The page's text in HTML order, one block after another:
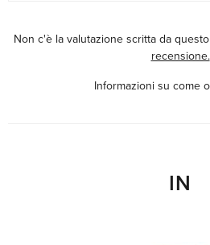
Non c'è la valutazione scritta da
recensione.
Informazioni su come
IN